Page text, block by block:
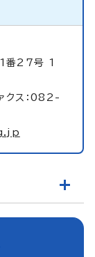
番27号 1
ス：082-